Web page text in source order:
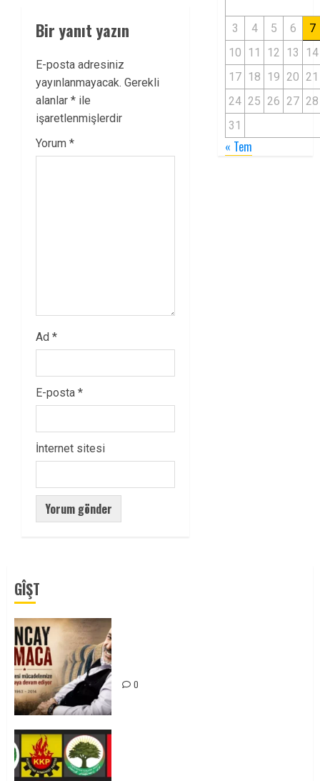
Bir yanıt yazın
E-posta adresiniz
yayınlanmayacak. Gerekli
alanlar * ile
işaretlenmişlerdir
Yorum *
Ad *
E-posta *
İnternet sitesi
3 4 5 6
7
10 11 12 13
14
17 18 19 20 21
24 25 26 27 28
31
« Tem
GÎŞT
0